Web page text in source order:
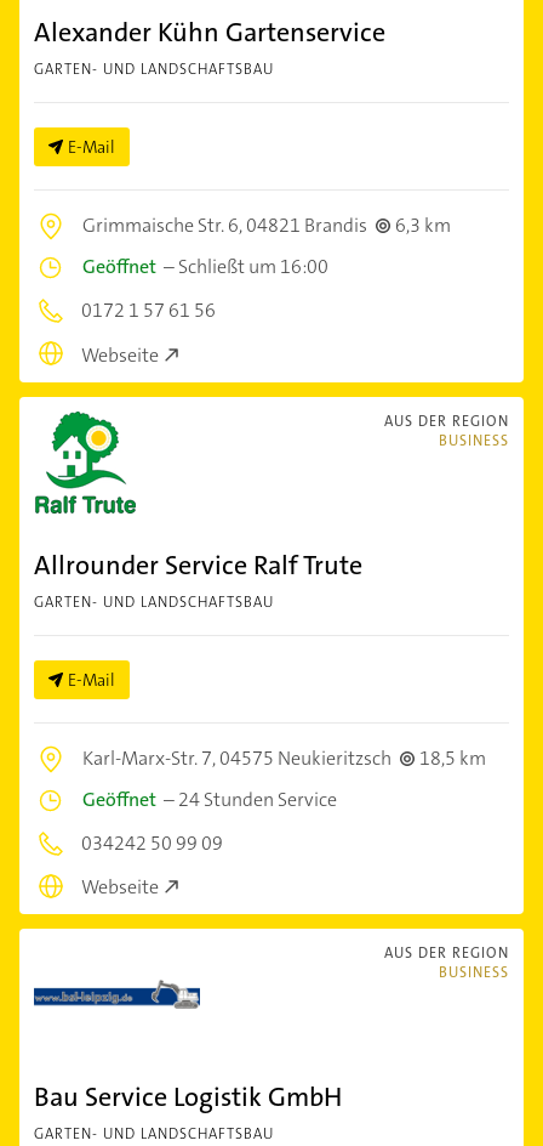
Alexander Kühn Gartenservice
GARTEN- UND LANDSCHAFTSBAU
E-Mail
Grimmaische Str. 6,04821 Brandis
6,3 km
Geöffnet –Schließt um 16:00
0172 1 57 61 56
Webseite
AUS DER REGION
BUSINESS
Allrounder Service Ralf Trute
GARTEN- UND LANDSCHAFTSBAU
E-Mail
Karl-Marx-Str. 7,04575 Neukieritzsch
18,5 km
Geöffnet –24 Stunden Service
034242 50 99 09
Webseite
AUS DER REGION
BUSINESS
Bau Service Logistik GmbH
GARTEN- UND LANDSCHAFTSBAU